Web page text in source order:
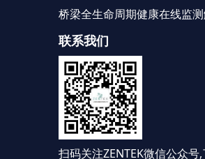
桥梁全生命周期健康在线监
联系我们
扫码关注ZENTEK微信公众号,